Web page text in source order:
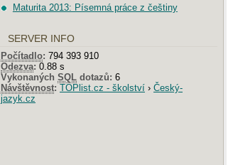
Maturita 2013: Písemná práce z češtiny
SERVER INFO
Počítadlo: 794 393 910
Odezva: 0.88 s
Vykonaných SQL dotazů: 6
Návštěvnost: TOPlist.cz - školství › Český-
jazyk.cz